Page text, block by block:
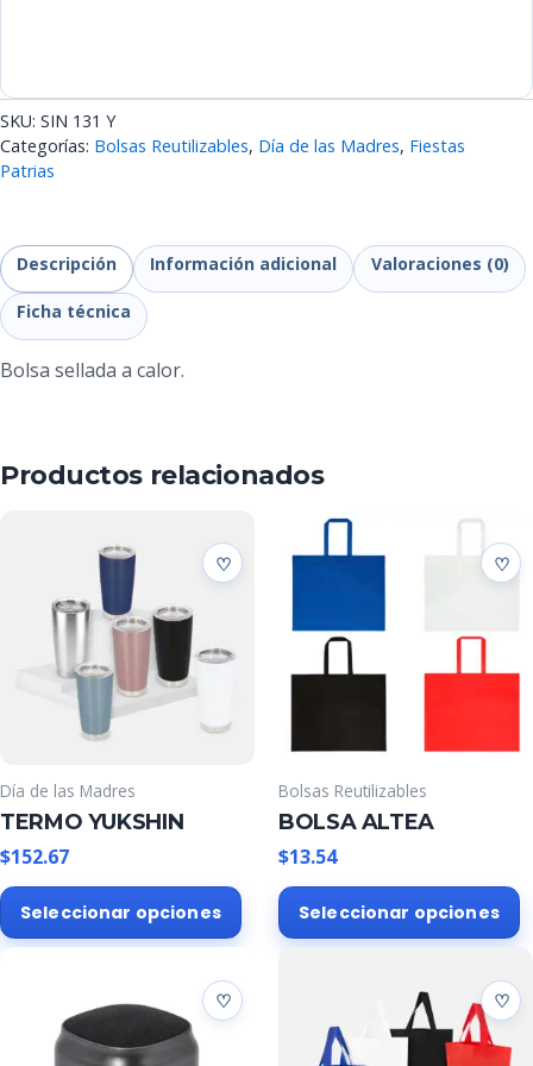
SKU: SIN 131 Y
Categorías: Bolsas Reutilizables, Día de las Madres, Fiestas
Patrias
Descripción Información adicional Valoraciones (0)
Ficha técnica
Bolsa sellada a calor.
Productos relacionados
Día de las Madres
TERMO YUKSHIN
$152.67
Seleccionar opciones
Este
producto
variantes.
Bolsas Reutilizables
BOLSA ALTEA
$13.54
Seleccionar opciones